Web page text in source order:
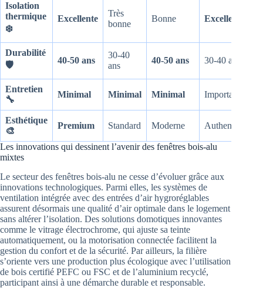
Isolation
thermique
❄️
Excellente
Très
bonne
Bonne Excellente
Durabilité
🛡️
40-50 ans
30-40
ans
40-50 ans 30-40 ans
Entretien
🔧
Minimal Minimal Minimal Important
Esthétique
🎨
Premium Standard Moderne Authentique
Les innovations qui dessinent l’avenir des fenêtres bois-alu
mixtes
Le secteur des fenêtres bois-alu ne cesse d’évoluer grâce aux
innovations technologiques. Parmi elles, les systèmes de
ventilation intégrée avec des entrées d’air hygroréglables
assurent désormais une qualité d’air optimale dans le logement
sans altérer l’isolation. Des solutions domotiques innovantes
comme le vitrage électrochrome, qui ajuste sa teinte
automatiquement, ou la motorisation connectée facilitent la
gestion du confort et de la sécurité. Par ailleurs, la filière
s’oriente vers une production plus écologique avec l’utilisation
de bois certifié PEFC ou FSC et de l’aluminium recyclé,
participant ainsi à une démarche durable et responsable.